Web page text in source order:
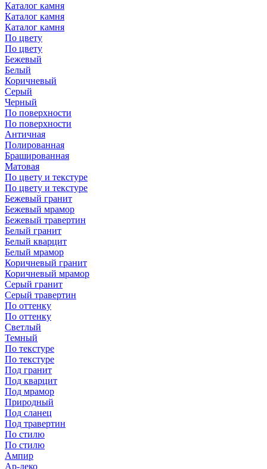
Каталог камня
Каталог камня
Каталог камня
По цвету
По цвету
Бежевый
Белый
Коричневый
Серый
Черный
По поверхности
По поверхности
Античная
Полированная
Брашированная
Матовая
По цвету и текстуре
По цвету и текстуре
Бежевый гранит
Бежевый мрамор
Бежевый травертин
Белый гранит
Белый кварцит
Белый мрамор
Коричневый гранит
Коричневый мрамор
Серый гранит
Серый травертин
По оттенку
По оттенку
Светлый
Темный
По текстуре
По текстуре
Под гранит
Под кварцит
Под мрамор
Природный
Под сланец
Под травертин
По стилю
По стилю
Ампир
Ар-деко